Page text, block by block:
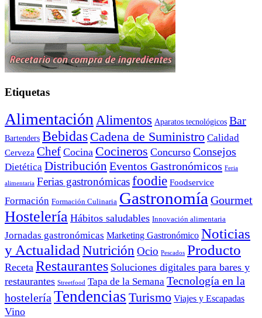
Etiquetas
Alimentación Alimentos Aparatos tecnológicos Bar
Bartenders Bebidas Cadena de Suministro Calidad
Cerveza Chef Cocina Cocineros Concurso Consejos
Dietética Distribución Eventos Gastronómicos Feria
alimentaria Ferias gastronómicasfoodie Foodservice
Formación Formación Culinaria Gastronomía Gourmet
Hostelería Hábitos saludables Innovación alimentaria
Jornadas gastronómicas Marketing Gastronómico Noticias
y Actualidad Nutrición Ocio Pescados Producto
Receta Restaurantes Soluciones digitales para bares y
restaurantes Streetfood Tapa de la Semana Tecnología en la
hostelería Tendencias Turismo Viajes y Escapadas
Vino